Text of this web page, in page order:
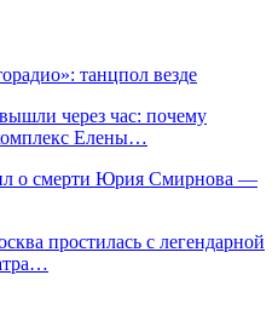
танцпол везде
через час: почему
Елены…
о смерти Юрия Смирнова —
простилась с легендарной